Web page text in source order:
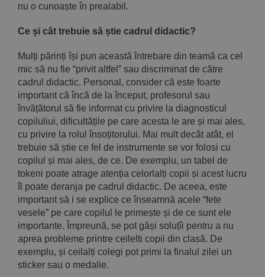
nu o cunoaște în prealabil.
Ce și cât trebuie să știe cadrul didactic?
Mulți părinți își pun această întrebare din teamă ca cel
mic să nu fie “privit altfel” sau discriminat de către
cadrul didactic. Personal, consider că este foarte
important că încă de la început, profesorul sau
învățătorul să fie informat cu privire la diagnosticul
copiluliui, dificultățile pe care acesta le are și mai ales,
cu privire la rolul însoțitorului. Mai mult decât atât, el
trebuie să știe ce fel de instrumente se vor folosi cu
copilul și mai ales, de ce. De exemplu, un tabel de
tokeni poate atrage atenția celorlalți copii și acest lucru
îl poate deranja pe cadrul didactic. De aceea, este
important să i se explice ce înseamnă acele “fete
vesele” pe care copilul le primește și de ce sunt ele
importante. Împreună, se pot găși soluțîi pentru a nu
aprea probleme printre ceilelti copii din clasă. De
exemplu, și ceilalți colegi pot primi la finalul zilei un
sticker sau o medalie.